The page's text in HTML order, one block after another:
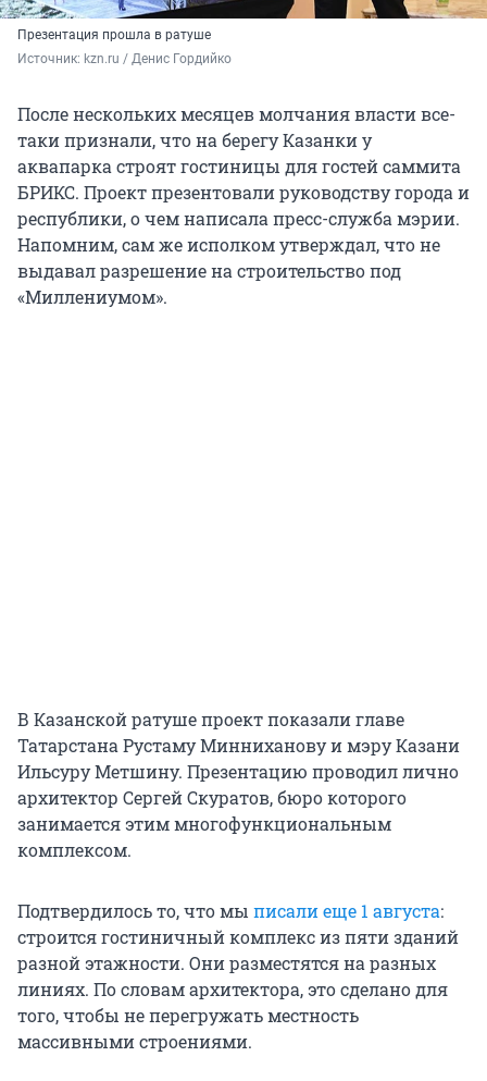
Презентация прошла в ратуше
Источник: kzn.ru / Денис Гордийко
После нескольких месяцев молчания власти все-
таки признали, что на берегу Казанки у
аквапарка строят гостиницы для гостей саммита
БРИКС. Проект презентовали руководству города и
республики, о чем написала пресс-служба мэрии.
Напомним, сам же исполком утверждал, что не
выдавал разрешение на строительство под
«Миллениумом».
В Казанской ратуше проект показали главе
Татарстана Рустаму Минниханову и мэру Казани
Ильсуру Метшину. Презентацию проводил лично
архитектор Сергей Скуратов, бюро которого
занимается этим многофункциональным
комплексом.
Подтвердилось то, что мы писали еще 1 августа:
строится гостиничный комплекс из пяти зданий
разной этажности. Они разместятся на разных
линиях. По словам архитектора, это сделано для
того, чтобы не перегружать местность
массивными строениями.